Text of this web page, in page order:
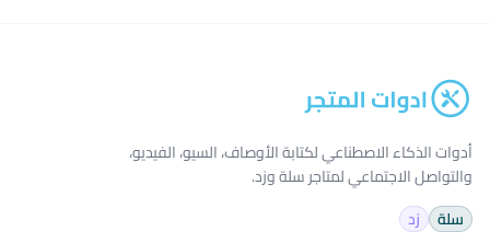
أدوات الذكاء الاصطناعي لكتابة الأوصاف، السيو، الفيديو،
والتواصل الاجتماعي لمتاجر سلة وزد.
سلة
زد